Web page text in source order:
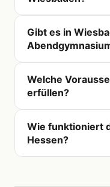
Gibt es in
Welche
erfüllen?
Wie funktioniert
Hessen?